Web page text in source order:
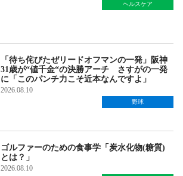
ヘルスケア
「待ち侘びたぜリードオフマンの一発」阪神
31歳が“値千金“の決勝アーチ さすがの一発
に「このパンチ力こそ近本なんですよ」
2026.08.10
野球
ゴルファーのための食事学「炭水化物(糖質)
とは？」
2026.08.10